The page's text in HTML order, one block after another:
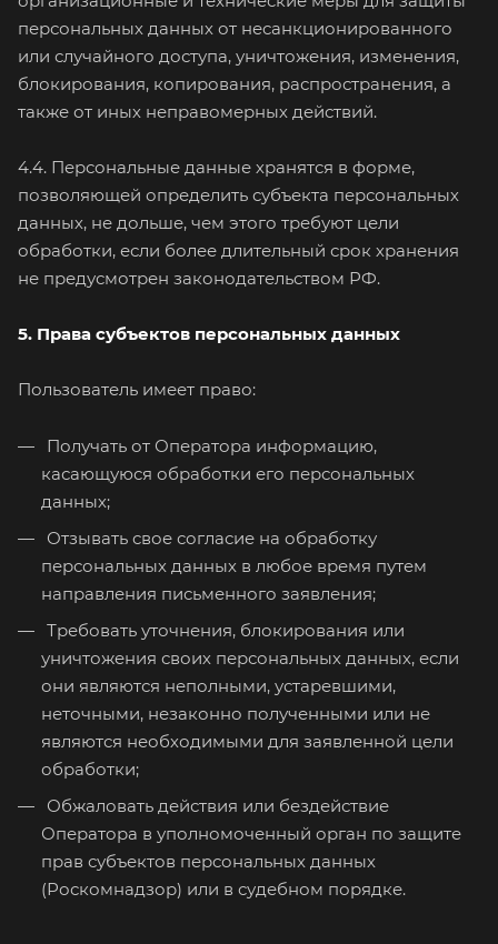
персональных данных от несанкционированного
или случайного доступа, уничтожения, изменения,
блокирования, копирования, распространения, а
также от иных неправомерных действий.
4.4. Персональные данные хранятся в форме,
позволяющей определить субъекта персональных
данных, не дольше, чем этого требуют цели
обработки, если более длительный срок хранения
не предусмотрен законодательством РФ.
5. Права субъектов персональных данных
Пользователь имеет право:
Получать от Оператора информацию,
касающуюся обработки его персональных
данных;
Отзывать свое согласие на обработку
персональных данных в любое время путем
направления письменного заявления;
Требовать уточнения, блокирования или
уничтожения своих персональных данных, если
они являются неполными, устаревшими,
неточными, незаконно полученными или не
являются необходимыми для заявленной цели
обработки;
Обжаловать действия или бездействие
Оператора в уполномоченный орган по защите
прав субъектов персональных данных
(Роскомнадзор) или в судебном порядке.